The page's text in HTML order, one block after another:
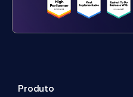
Produto